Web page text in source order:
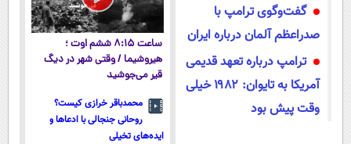
گفت‌وگوی ترامپ با
صدراعظم آلمان درباره ایران
ترامپ درباره تعهد قدیمی
آمریکا به تایوان: ۱۹۸۲ خیلی
وقت پیش بود
ساعت ۸:۱۵ ششم اوت ؛
هیروشیما / وقتی شهر در دیگ
قیر می‌جوشید
محمدباقر خرازی کیست؟
روحانی جنجالی با ادعاها و
ایده‌های تخیلی